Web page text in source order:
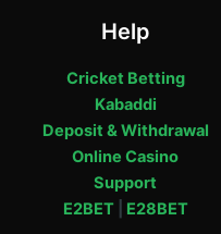
Help
Cricket Betting
Kabaddi
Deposit & Withdrawal
Online Casino
Support
E2BET| E28BET